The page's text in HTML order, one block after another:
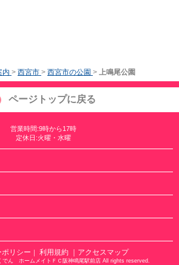
内 > 西宮市 > 西宮市の公園 > 上鳴尾公園
ページトップに戻る
営業時間:9時から17時
定休日:火曜・水曜
リシー ｜ 利用規約 ｜アクセスマップ
でん ホームメイトＦＣ阪神鳴尾駅前店 All rights reserved.